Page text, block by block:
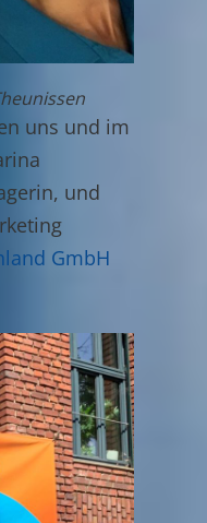
uns und im
und
GmbH